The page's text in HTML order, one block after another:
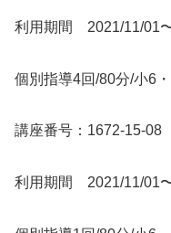
利用期間 2021/11/01
個別指導4回/80分/小6
講座番号：1672-15-08
利用期間 2021/11/01